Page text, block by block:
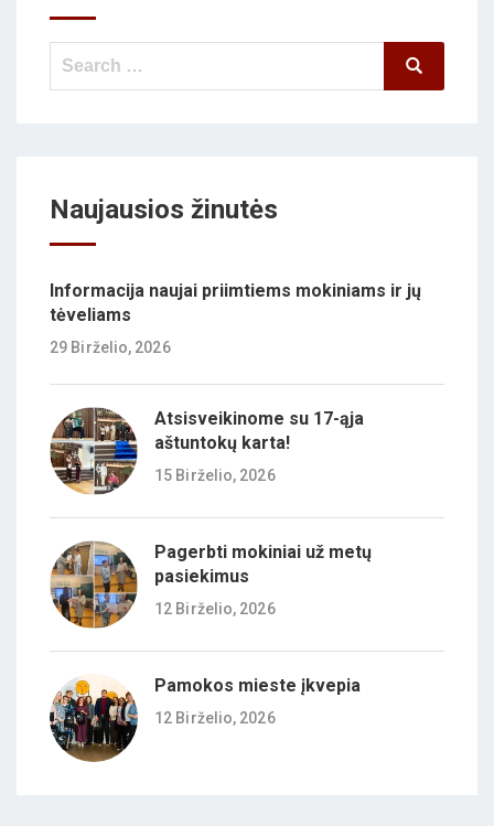
Search
Search
Naujausios žinutės
Informacija naujai priimtiems mokiniams ir jų
tėveliams
29 Birželio, 2026
Atsisveikinome su 17-ąja
aštuntokų karta!
15 Birželio, 2026
Pagerbti mokiniai už metų
pasiekimus
12 Birželio, 2026
Pamokos mieste įkvepia
12 Birželio, 2026